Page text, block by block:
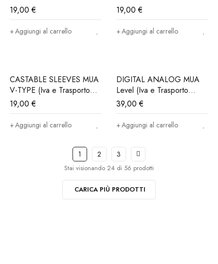
(Iva e trasporto incluso)
19,00€
Aggiungi al carrello
(Iva e trasporto incluso)
19,00€
Aggiungi al carrello
CASTABLE SLEEVES MUA
V-TYPE (Iva e Trasporto
incluso)
19,00€
Aggiungi al carrello
DIGITAL ANALOG MUA
Level (Iva e Trasporto
incluso)
39,00€
Aggiungi al carrello
1 2 3
Stai visionando 24 di 56 prodotti
CARICA PIÙ PRODOTTI